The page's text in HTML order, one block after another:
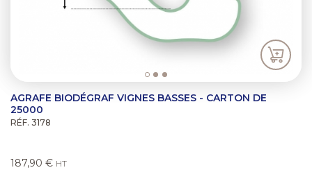
AGRAFE BIODÉGRAF VIGNES BASSES - CARTON DE
25000
RÉF. 3178
187,90 € HT